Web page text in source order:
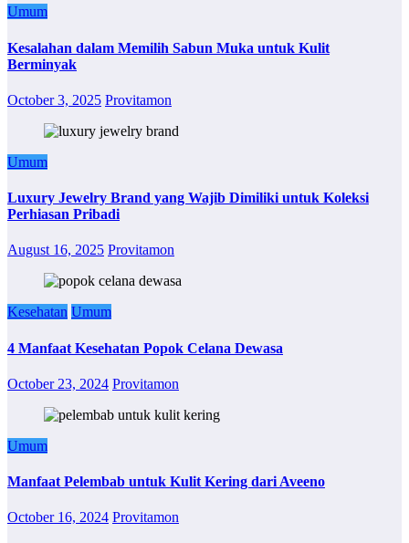
Umum
Kesalahan dalam Memilih Sabun Muka untuk Kulit
Berminyak
October 3, 2025 Provitamon
Umum
Luxury Jewelry Brand yang Wajib Dimiliki untuk Koleksi
Perhiasan Pribadi
August 16, 2025 Provitamon
Kesehatan Umum
4 Manfaat Kesehatan Popok Celana Dewasa
October 23, 2024 Provitamon
Umum
Manfaat Pelembab untuk Kulit Kering dari Aveeno
October 16, 2024 Provitamon